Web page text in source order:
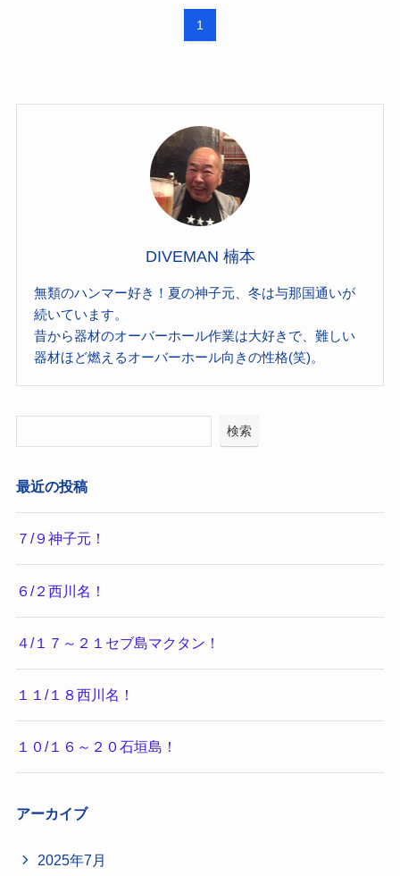
1
DIVEMAN 楠本
無類のハンマー好き！夏の神子元、冬は与那国通いが
続いています。
昔から器材のオーバーホール作業は大好きで、難しい
器材ほど燃えるオーバーホール向きの性格(笑)。
検索
最近の投稿
７/９神子元！
６/２西川名！
４/１７～２１セブ島マクタン！
１１/１８西川名！
１０/１６～２０石垣島！
アーカイブ
2025年7月